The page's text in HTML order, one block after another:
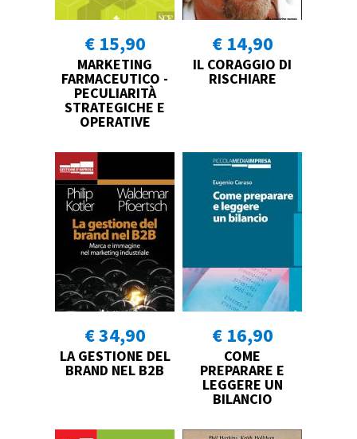
€ 15,90
MARKETING
FARMACEUTICO -
PECULIARITÀ
STRATEGICHE E
OPERATIVE
€ 14,90
IL CORAGGIO DI
RISCHIARE
€ 34,90
LA GESTIONE DEL
BRAND NEL B2B
€ 16,90
COME
PREPARARE E
LEGGERE UN
BILANCIO